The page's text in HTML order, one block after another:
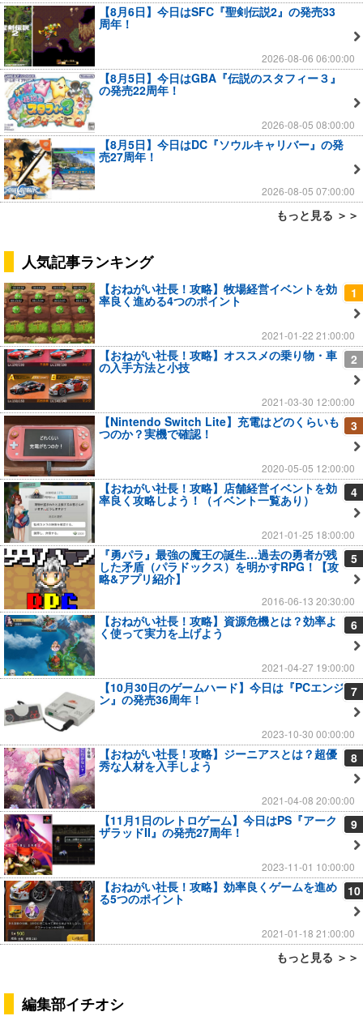
【8月6日】今日はSFC『聖剣伝説2』の発売33
周年！
2026-08-06 06:00:00
【8月5日】今日はGBA『伝説のスタフィー３』
の発売22周年！
2026-08-05 08:00:00
【8月5日】今日はDC『ソウルキャリバー』の発
売27周年！
2026-08-05 07:00:00
もっと見る ＞＞
人気記事ランキング
1
【おねがい社長！攻略】牧場経営イベントを効
率良く進める4つのポイント
2021-01-22 21:00:00
2
【おねがい社長！攻略】オススメの乗り物・車
の入手方法と小技
2021-03-30 12:00:00
3
【Nintendo Switch Lite】充電はどのくらいも
つのか？実機で確認！
2020-05-05 12:00:00
4
【おねがい社長！攻略】店舗経営イベントを効
率良く攻略しよう！（イベント一覧あり）
2021-01-25 18:00:00
5
『勇パラ』最強の魔王の誕生…過去の勇者が残
した矛盾（パラドックス）を明かすRPG！【攻
略&アプリ紹介】
2016-06-13 20:30:00
6
【おねがい社長！攻略】資源危機とは？効率よ
く使って実力を上げよう
2021-04-27 19:00:00
7
【10月30日のゲームハード】今日は『PCエンジ
ン』の発売36周年！
2023-10-30 00:00:00
8
【おねがい社長！攻略】ジーニアスとは？超優
秀な人材を入手しよう
2021-04-08 20:00:00
9
【11月1日のレトロゲーム】今日はPS『アーク
ザラッドII』の発売27周年！
2023-11-01 10:00:00
10
【おねがい社長！攻略】効率良くゲームを進め
る5つのポイント
2021-01-18 21:00:00
もっと見る ＞＞
編集部イチオシ